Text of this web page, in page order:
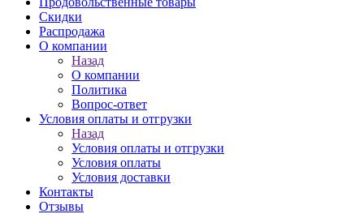
Скидки
Распродажа
О компании
Назад
О компании
Политика
Вопрос-ответ
Условия оплаты и отгрузки
Назад
Условия оплаты и отгрузки
Условия оплаты
Условия доставки
Контакты
Отзывы